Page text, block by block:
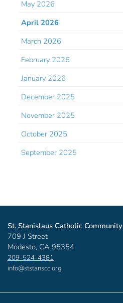
May 2026
April 2026
March 2026
February 2026
January 2026
December 2025
November 2025
October 2025
September 2025
St. Stanislaus Catholic Community
709 J Street
Modesto, CA 95354
209-524-4381
info@ststanscc.org